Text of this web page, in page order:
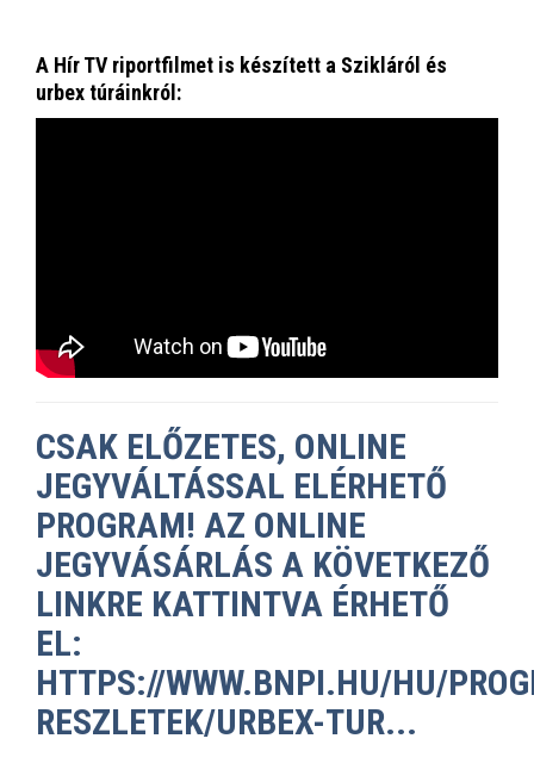
A Hír TV riportfilmet is készített a Szikláról és
urbex túráinkról:
CSAK ELŐZETES, ONLINE
JEGYVÁLTÁSSAL ELÉRHETŐ
PROGRAM! AZ ONLINE
JEGYVÁSÁRLÁS A KÖVETKEZŐ
LINKRE KATTINTVA ÉRHETŐ
EL:
HTTPS://WWW.BNPI.HU/HU/
RESZLETEK/URBEX-TUR...